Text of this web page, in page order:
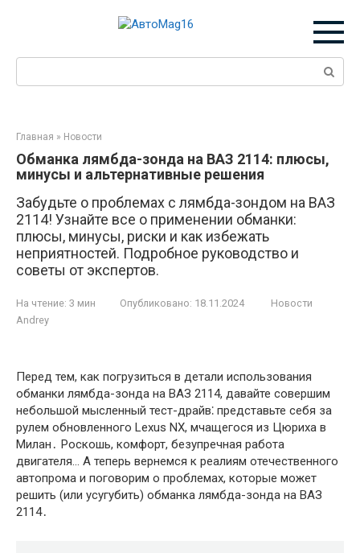
Поиск:
Главная » Новости
Обманка лямбда-зонда на ВАЗ 2114: плюсы,
минусы и альтернативные решения
Забудьте о проблемах с лямбда-зондом на ВАЗ
2114! Узнайте все о применении обманки:
плюсы, минусы, риски и как избежать
неприятностей. Подробное руководство и
советы от экспертов.
На чтение: 3 мин Опубликовано: 18.11.2024
Новости
Andrey
Перед тем, как погрузиться в детали использования
обманки лямбда-зонда на ВАЗ 2114, давайте совершим
небольшой мысленный тест-драйв⁚ представьте себя за
рулем обновленного Lexus NX, мчащегося из Цюриха в
Милан․ Роскошь, комфорт, безупречная работа
двигателя… А теперь вернемся к реалиям отечественного
автопрома и поговорим о проблемах, которые может
решить (или усугубить) обманка лямбда-зонда на ВАЗ
2114․